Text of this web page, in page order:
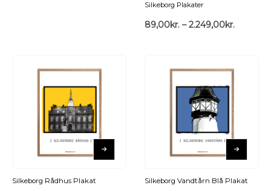
Silkeborg Plakater
89,00kr. – 2.249,00kr.
Silkeborg Rådhus Plakat Silkeborg Vandtårn Blå Plakat